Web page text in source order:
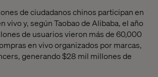
de ciudadanos chinos participan en
vivo y, según Taobao de Alibaba, el año
de usuarios vieron más de 60,000
en vivo organizados por marcas,
generando $28 mil millones de